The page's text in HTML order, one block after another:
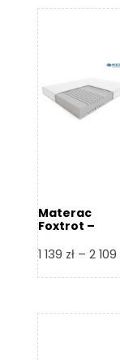
Materac
Foxtrot –
1 139 zł – 2 109